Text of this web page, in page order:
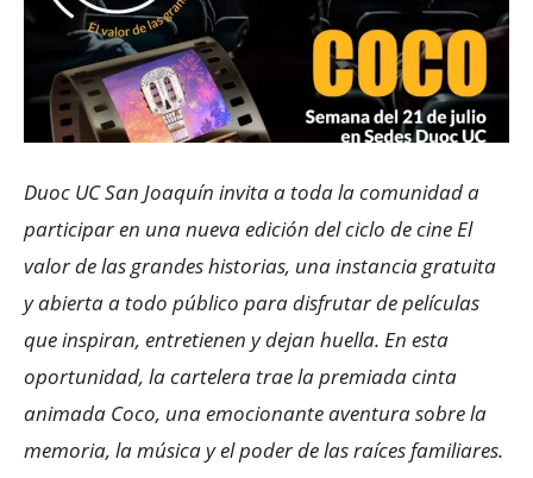
Duoc UC San Joaquín invita a toda la comunidad a
participar en una nueva edición del ciclo de cine El
valor de las grandes historias, una instancia gratuita
y abierta a todo público para disfrutar de películas
que inspiran, entretienen y dejan huella. En esta
oportunidad, la cartelera trae la premiada cinta
animada Coco, una emocionante aventura sobre la
memoria, la música y el poder de las raíces familiares.